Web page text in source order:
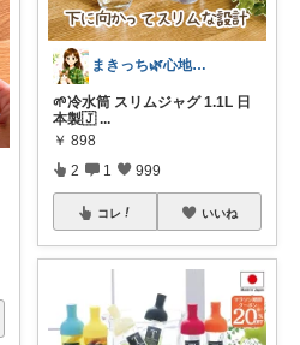
まきっち🌿心地よい暮らし🌿
🌱冷水筒 スリムジャグ 1.1L 日
本製🇯 ...
￥ 898
2 1 999
コレ いいね